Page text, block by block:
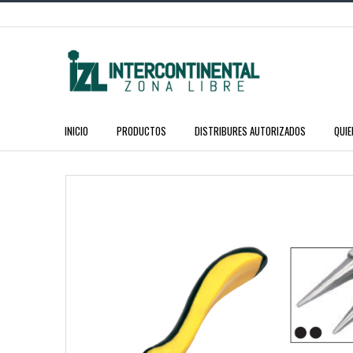
INICIO PRODUCTOS DISTRIBURES AUTORIZADOS